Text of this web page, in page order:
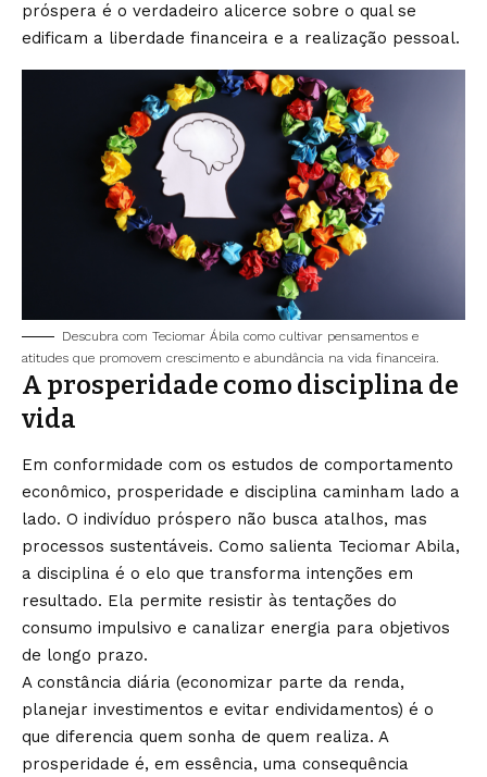
próspera é o verdadeiro alicerce sobre o qual se
edificam a liberdade financeira e a realização pessoal.
Descubra com Teciomar Ábila como cultivar pensamentos e
atitudes que promovem crescimento e abundância na vida financeira.
A prosperidade como disciplina de
vida
Em conformidade com os estudos de comportamento
econômico, prosperidade e disciplina caminham lado a
lado. O indivíduo próspero não busca atalhos, mas
processos sustentáveis. Como salienta Teciomar Abila,
a disciplina é o elo que transforma intenções em
resultado. Ela permite resistir às tentações do
consumo impulsivo e canalizar energia para objetivos
de longo prazo.
A constância diária (economizar parte da renda,
planejar investimentos e evitar endividamentos) é o
que diferencia quem sonha de quem realiza. A
prosperidade é, em essência, uma consequência